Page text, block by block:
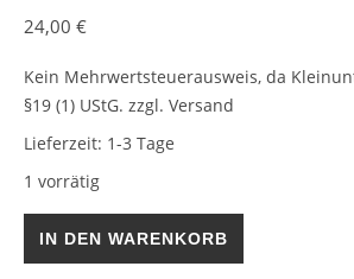
24,00 €
Kein Mehrwertsteuerausweis, da
§19 (1) UStG. zzgl. Versand
Lieferzeit: 1-3 Tage
1 vorrätig
Kugelkettenanhänger Glitzer/Blumen
IN DEN WARENKORB